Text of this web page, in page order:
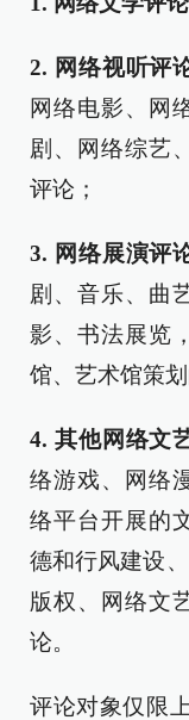
2. 网络视听评
网络电影、网
剧、网络综艺
评论；
3. 网络展演评
剧、音乐、曲
影、书法展览
馆、艺术馆策
4. 其他网络文
络游戏、网络
络平台开展的
德和行风建设
版权、网络文
论。
评论对象仅限